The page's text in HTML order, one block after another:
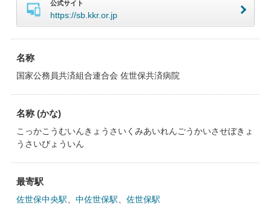
公式サイト
https://sb.kkr.or.jp
名称
国家公務員共済組合連合会 佐世保共済病院
名称 (かな)
こっかこうむいんきょうさいくみあいれんごうかいさせぼきょ
うさいびょういん
最寄駅
佐世保中央駅 中佐世保駅 佐世保駅